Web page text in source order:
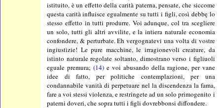
istituito, è un effetto della carità paterna, pensate, che siccome
questa carità influisce egualmente su tutti i figli, così debbę lo
stesso effetto in tutti produrre. Voi adunque, col tra scegliere
un solo, tutti gli altri avvilite, e la intiera naturale economia
confondere, & perturbate. Eh vergognatevi una volta di vostre
ingiustizie! Le pure macchine, le irragionevoli creature, da
istinto naturale regolate soltanto, dimostrano verso i figliuoli
eguale premura; (14)e voi abusando della ragione, per vane
idee di fatto, per politiche contemplazioni, per una
condannabile vanità di perpetuare nel la discendenza la fama,
fare a voi stessi violenza, e restringete ad un solo primogenito i
paterni doveri, che sopra tutti i figli dovrebbonsi diffondere.